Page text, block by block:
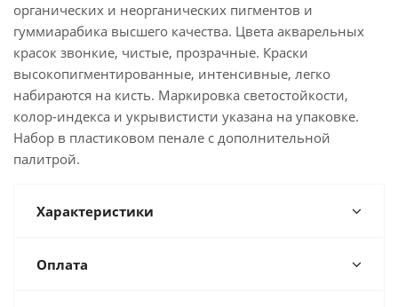
органических и неорганических пигментов и
гуммиарабика высшего качества. Цвета акварельных
красок звонкие, чистые, прозрачные. Краски
высокопигментированные, интенсивные, легко
набираются на кисть. Маркировка светостойкости,
колор-индекса и укрывистисти указана на упаковке.
Набор в пластиковом пенале с дополнительной
палитрой.
Характеристики
Оплата